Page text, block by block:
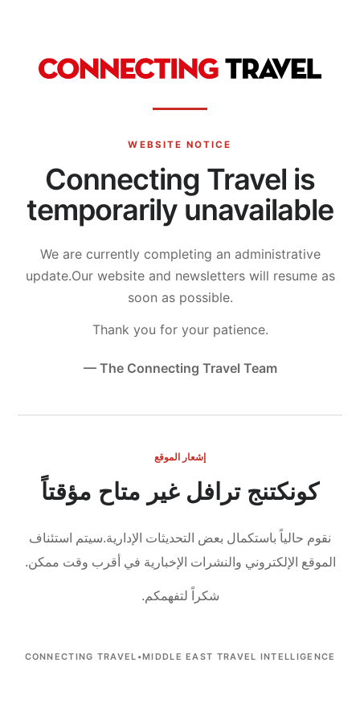
WEBSITE NOTICE
Connecting Travel is
temporarily unavailable
We are currently completing an administrative
update.Our website and newsletters will resume as
soon as possible.
Thank you for your patience.
— The Connecting Travel Team
إشعار الموقع
كونكتنج ترافل غير متاح مؤقتاً
نقوم حالياً باستكمال بعض التحديثات الإدارية.سيتم استئناف
الموقع الإلكتروني والنشرات الإخبارية في أقرب وقت ممكن.
شكراً لتفهمكم.
CONNECTING TRAVEL •MIDDLE EAST TRAVEL INTELLIGENCE